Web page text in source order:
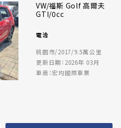
VW/福斯 Golf 高爾夫
GTI/0cc
電洽
桃園市/2017/9.5萬公里
更新日期：2026年 03月
車商：宏均國際車業